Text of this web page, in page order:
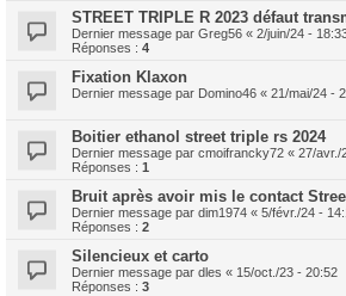
STREET TRIPLE R 2023 défaut
Dernier message par Greg56 « 2/juin/24 -
Réponses : 4
Fixation Klaxon
Dernier message par Domino46 « 21/mai/24 -
Boitier ethanol street triple rs 2024
Dernier message par cmoifrancky72 « 27/avr./
Réponses : 1
Bruit après avoir mis le contact
Dernier message par dim1974 « 5/févr./24 -
Réponses : 2
Silencieux et carto
Dernier message par dles « 15/oct./23 - 20:52
Réponses : 3